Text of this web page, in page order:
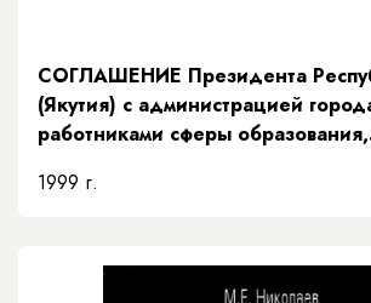
СОГЛАШЕНИЕ Президента
(Якутия) с администрацией
работниками сферы образования,
формированию и утверждению
1999 г.